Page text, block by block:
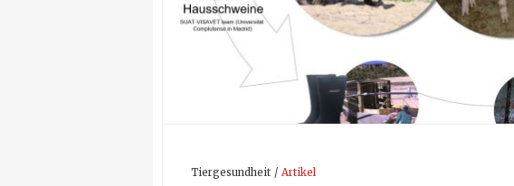
Tiergesundheit Artikel